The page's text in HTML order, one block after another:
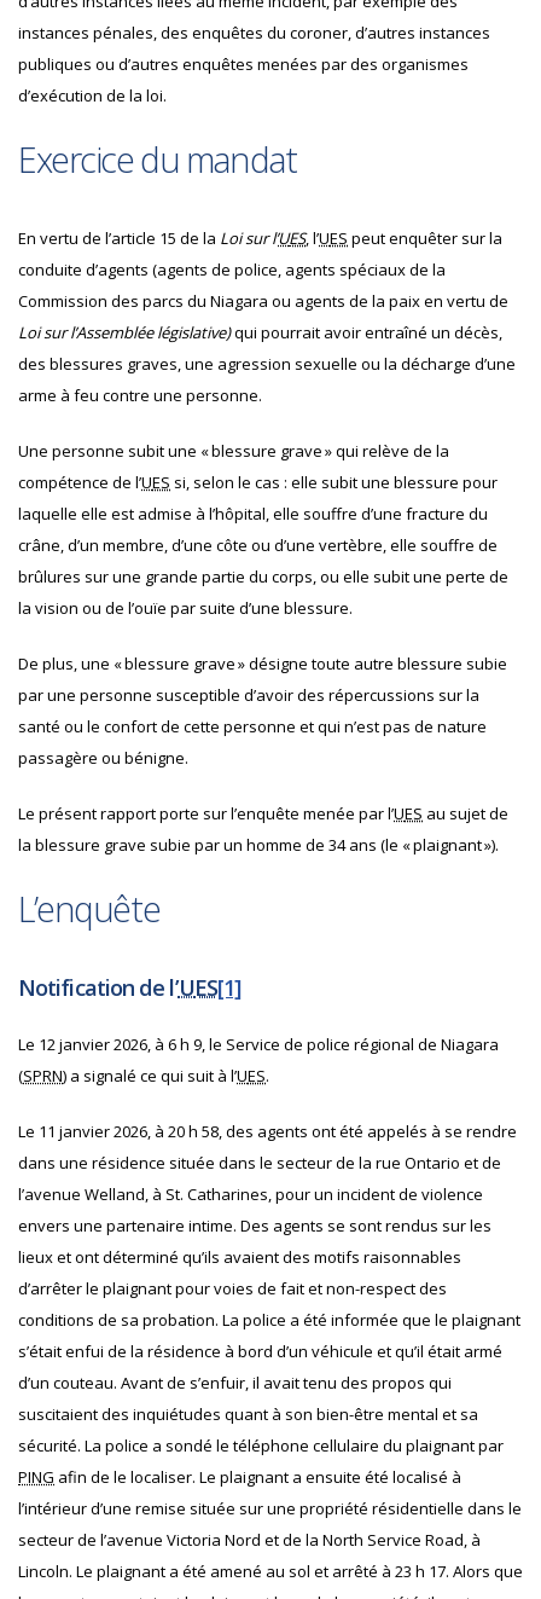
instances pénales, des enquêtes du coroner, d’autres instances
publiques ou d’autres enquêtes menées par des organismes
d’exécution de la loi.
Exercice du mandat
En vertu de l’article 15 de la Loi sur l’UES, l’UES peut enquêter sur la
conduite d’agents (agents de police, agents spéciaux de la
Commission des parcs du Niagara ou agents de la paix en vertu de
Loi sur l’Assemblée législative)qui pourrait avoir entraîné un décès,
des blessures graves, une agression sexuelle ou la décharge d’une
arme à feu contre une personne.
Une personne subit une « blessure grave » qui relève de la
compétence de l’UES si, selon le cas : elle subit une blessure pour
laquelle elle est admise à l’hôpital, elle souffre d’une fracture du
crâne, d’un membre, d’une côte ou d’une vertèbre, elle souffre de
brûlures sur une grande partie du corps, ou elle subit une perte de
la vision ou de l’ouïe par suite d’une blessure.
De plus, une « blessure grave » désigne toute autre blessure subie
par une personne susceptible d’avoir des répercussions sur la
santé ou le confort de cette personne et qui n’est pas de nature
passagère ou bénigne.
Le présent rapport porte sur l’enquête menée par l’UES au sujet de
la blessure grave subie par un homme de 34 ans (le « plaignant »).
L’enquête
Notification de l’UES[1]
Le 12 janvier 2026, à 6 h 9, le Service de police régional de Niagara
(SPRN) a signalé ce qui suit à l’UES.
Le 11 janvier 2026, à 20 h 58, des agents ont été appelés à se rendre
dans une résidence située dans le secteur de la rue Ontario et de
l’avenue Welland, à St. Catharines, pour un incident de violence
envers une partenaire intime. Des agents se sont rendus sur les
lieux et ont déterminé qu’ils avaient des motifs raisonnables
d’arrêter le plaignant pour voies de fait etnon-respect des
conditions de sa probation. La police a été informée que le plaignant
s’était enfui de la résidence à bord d’un véhicule et qu’il était armé
d’un couteau. Avant de s’enfuir, il avait tenu des propos qui
suscitaient des inquiétudes quant à son bien-être mental et sa
sécurité. La police a sondé le téléphone cellulaire du plaignant par
PING afin de le localiser. Le plaignant a ensuite été localisé à
l’intérieur d’une remise située sur une propriété résidentielle dans le
secteur de l’avenue Victoria Nord et de la North Service Road, à
Lincoln. Le plaignant a été amené au sol et arrêté à 23 h 17. Alors que